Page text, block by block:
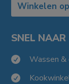
Winkelen
SNEL NAAR
 Wassen &
